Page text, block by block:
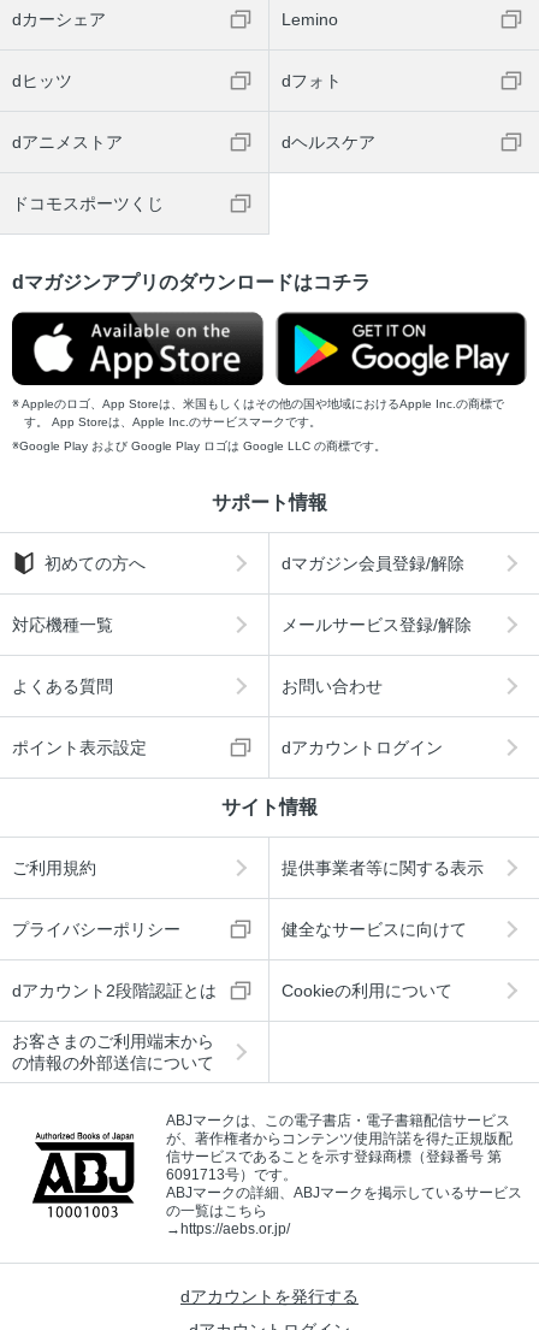
dカーシェア Lemino
dヒッツ dフォト
dアニメストア dヘルスケア
ドコモスポーツくじ
dマガジンアプリのダウンロードはコチラ
Appleのロゴ、App Storeは、米国もしくはその他の国や地域におけるApple Inc.の商標で
す。 App Storeは、Apple Inc.のサービスマークです。
Google Play および Google Play ロゴは Google LLC の商標です。
サポート情報
初めての方へ dマガジン会員登録/解除
対応機種一覧 メールサービス登録/解除
よくある質問 お問い合わせ
ポイント表示設定 dアカウントログイン
サイト情報
ご利用規約 提供事業者等に関する表示
プライバシーポリシー 健全なサービスに向けて
dアカウント2段階認証とは Cookieの利用について
お客さまのご利用端末から
の情報の外部送信について
ABJマークは、この電子書店・電子書籍配信サービス
が、著作権者からコンテンツ使用許諾を得た正規版配
信サービスであることを示す登録商標（登録番号 第
6091713号）です。
ABJマークの詳細、ABJマークを掲示しているサービス
の一覧はこちら
→ https://aebs.or.jp/
dアカウントを発行する